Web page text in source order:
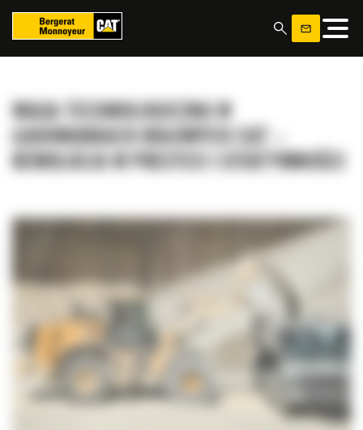
WAGA TECHNOLOGICZNA W
ŁADOWARKACH KOŁOWYCH CAT –
REWOLUCJA W PRECYZJI I EFEKTYWNOŚCI
Panel zarządzania plikami cookies